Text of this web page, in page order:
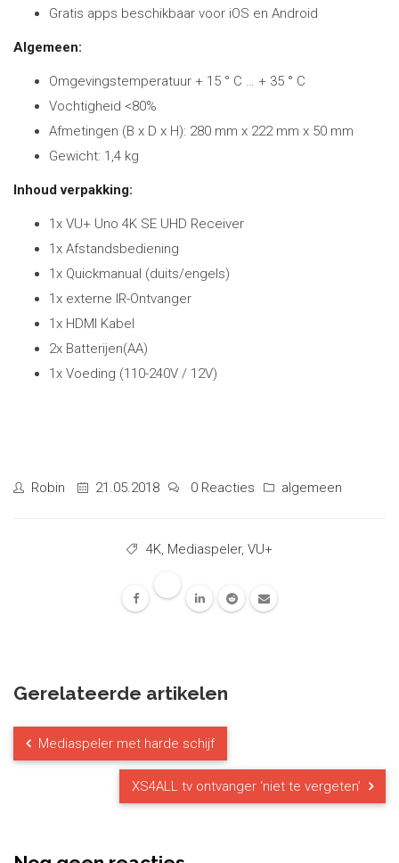
Gratis apps beschikbaar voor iOS en Android
Algemeen:
Omgevingstemperatuur + 15 ° C … + 35 ° C
Vochtigheid <80%
Afmetingen (B x D x H): 280 mm x 222 mm x 50 mm
Gewicht: 1,4 kg
Inhoud verpakking:
1x VU+ Uno 4K SE UHD Receiver
1x Afstandsbediening
1x Quickmanual (duits/engels)
1x externe IR-Ontvanger
1x HDMI Kabel
2x Batterijen(AA)
1x Voeding (110-240V / 12V)
Robin 21.05.2018 algemeen
0 Reacties
4K, Mediaspeler, VU+
Gerelateerde artikelen
Mediaspeler met harde schijf
XS4ALL tv ontvanger ‘niet te vergeten’